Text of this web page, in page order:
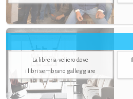
La libreria-veliero dove
i libri sembrano galleggiare